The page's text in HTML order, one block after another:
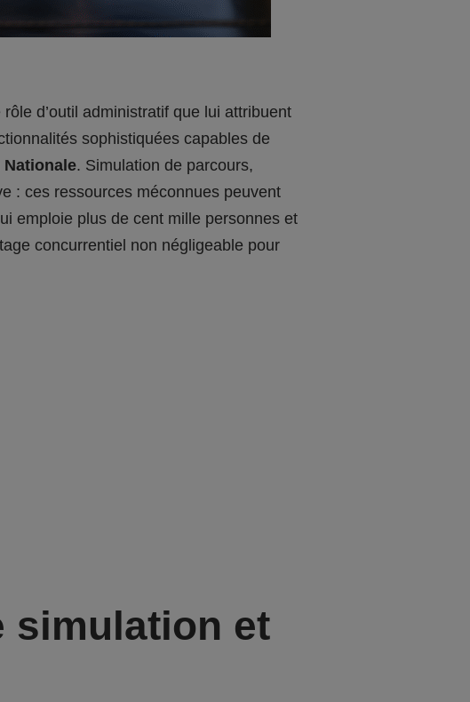
d’outil administratif que lui attribuent
sophistiquées capables de
. Simulation de parcours,
: ces ressources méconnues peuvent
emploie plus de cent mille personnes et
concurrentiel non négligeable pour
simulation et